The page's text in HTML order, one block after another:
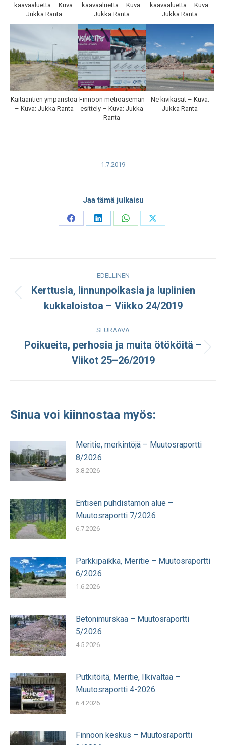
kaavaaluetta – Kuva:
Jukka Ranta
kaavaaluetta – Kuva:
Jukka Ranta
kaavaaluetta – Kuva:
Jukka Ranta
Kaitaantien ympäristöä
– Kuva: Jukka Ranta
Finnoon metroaseman
esittely – Kuva: Jukka
Ranta
Ne kivikasat – Kuva:
Jukka Ranta
1.7.2019
Jaa tämä julkaisu
Share
Share
Share
Share
navigation
EDELLINEN
julkaisu:
Kerttusia, linnunpoikasia ja lupiinien
kukkaloistoa – Viikko 24/2019
SEURAAVA
Seuraava
julkaisu:
Poikueita, perhosia ja muita ötököitä –
Viikot 25–26/2019
Sinua voi kiinnostaa myös:
Meritie, merkintöjä – Muutosraportti
8/2026
3.8.2026
Entisen puhdistamon alue –
Muutosraportti 7/2026
6.7.2026
Parkkipaikka, Meritie – Muutosraportti
6/2026
1.6.2026
Betonimurskaa – Muutosraportti
5/2026
4.5.2026
Putkitöitä, Meritie, Ilkivaltaa –
Muutosraportti 4-2026
6.4.2026
Finnoon keskus – Muutosraportti